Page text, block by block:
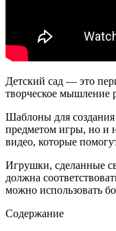
Детский сад — это
творческое мышление
Шаблоны для создания
предметом игры, но и
видео, которые
Игрушки, сделанные
должна
можно использовать
Содержание